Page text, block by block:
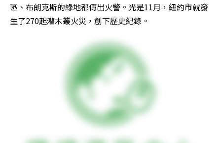
區、布朗克斯的綠地都傳出火警。光是11月，紐約市就發
生了270起灌木叢火災，創下歷史紀錄。